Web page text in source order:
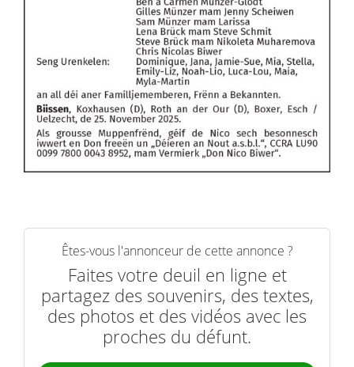
Êtes-vous l'annonceur de cette annonce ?
Faites votre deuil en ligne et
partagez des souvenirs, des textes,
des photos et des vidéos avec les
proches du défunt.